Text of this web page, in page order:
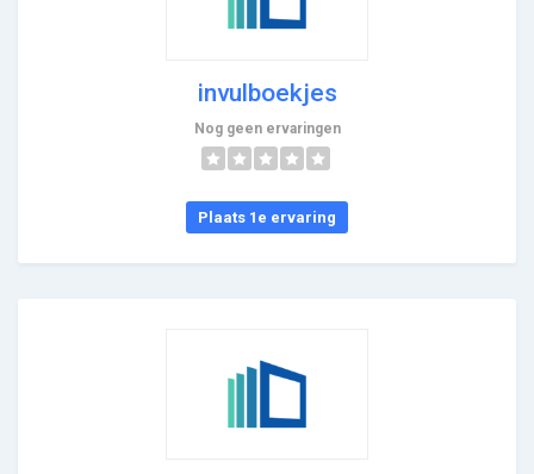
invulboekjes
Nog geen ervaringen
Plaats 1e ervaring